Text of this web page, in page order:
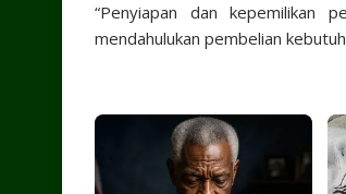
“Penyiapan dan kepemilikan
mendahulukan pembelian